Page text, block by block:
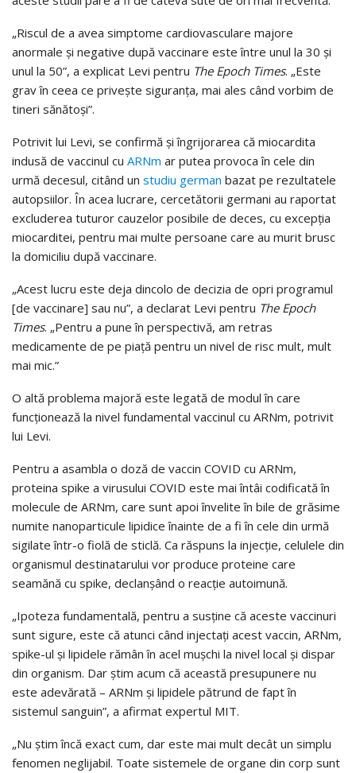
„Riscul de a avea simptome cardiovasculare majore
anormale şi negative după vaccinare este între unul la 30 şi
unul la 50”, a explicat Levi pentru The Epoch Times. „Este
grav în ceea ce priveşte siguranţa, mai ales când vorbim de
tineri sănătoşi”.
Potrivit lui Levi, se confirmă şi îngrijorarea că miocardita
indusă de vaccinul cu ARNm ar putea provoca în cele din
urmă decesul, citând un studiu german bazat pe rezultatele
autopsiilor. În acea lucrare, cercetătorii germani au raportat
excluderea tuturor cauzelor posibile de deces, cu excepţia
miocarditei, pentru mai multe persoane care au murit brusc
la domiciliu după vaccinare.
„Acest lucru este deja dincolo de decizia de opri programul
[de vaccinare] sau nu”, a declarat Levi pentru The Epoch
Times. „Pentru a pune în perspectivă, am retras
medicamente de pe piaţă pentru un nivel de risc mult, mult
mai mic.”
O altă problema majoră este legată de modul în care
funcţionează la nivel fundamental vaccinul cu ARNm, potrivit
lui Levi.
Pentru a asambla o doză de vaccin COVID cu ARNm,
proteina spike a virusului COVID este mai întâi codificată în
molecule de ARNm, care sunt apoi învelite în bile de grăsime
numite nanoparticule lipidice înainte de a fi în cele din urmă
sigilate într-o fiolă de sticlă. Ca răspuns la injecţie, celulele din
organismul destinatarului vor produce proteine care
seamănă cu spike, declanşând o reacţie autoimună.
„Ipoteza fundamentală, pentru a susţine că aceste vaccinuri
sunt sigure, este că atunci când injectaţi acest vaccin, ARNm,
spike-ul şi lipidele rămân în acel muşchi la nivel local şi dispar
din organism. Dar ştim acum că această presupunere nu
este adevărată – ARNm şi lipidele pătrund de fapt în
sistemul sanguin”, a afirmat expertul MIT.
„Nu ştim încă exact cum, dar este mai mult decât un simplu
fenomen neglijabil. Toate sistemele de organe din corp sunt